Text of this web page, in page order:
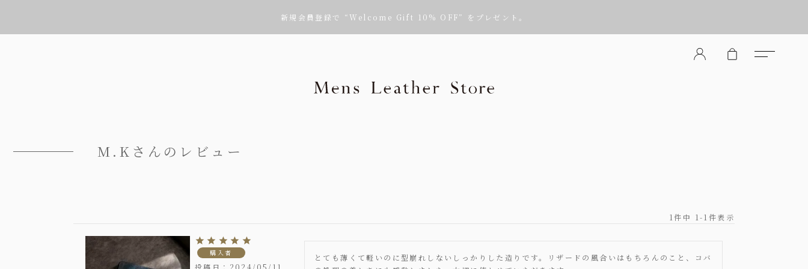
新規会員登録で “Welcome Gift 10% OFF” をプレゼント。
M.Kさんのレビュー
1件中 1 -1 件表示
購入者
投稿日 2024/05/11
とても薄くて軽いのに型崩れしないしっかりした造りです。リザードの風合いはもちろんのこと、コバ